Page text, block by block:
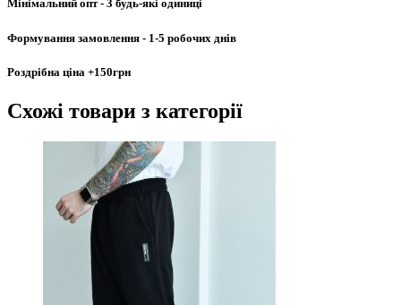
Мінімальний опт- 3 будь-які одиниці
Формування замовлення - 1-5 робочих днів
Роздрібна ціна +150грн
Схожі товари з категорії